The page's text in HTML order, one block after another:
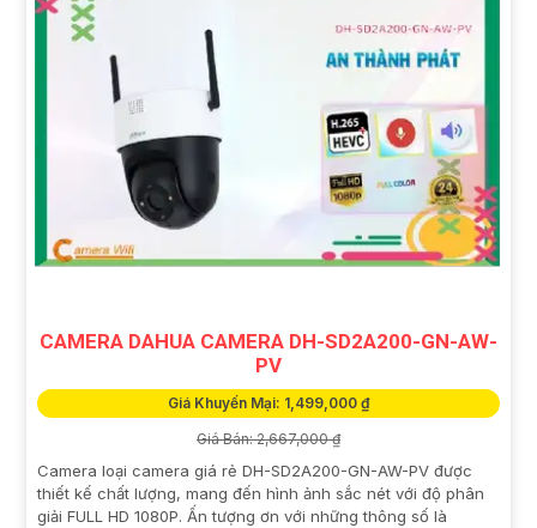
CAMERA DAHUA CAMERA DH-SD2A200-GN-AW-
PV
Giá Khuyến Mại: 1,499,000 ₫
Giá Bán: 2,667,000 ₫
Camera loại camera giá rẻ DH-SD2A200-GN-AW-PV được
thiết kế chất lượng, mang đến hình ảnh sắc nét với độ phân
giải FULL HD 1080P. Ấn tượng ơn với những thông số là